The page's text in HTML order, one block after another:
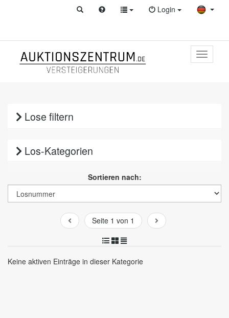
Login
Toggle
primary
Lose filtern
Los-Kategorien
Sortieren nach:
Seite 1 von 1
Keine aktiven Einträge in dieser Kategorie